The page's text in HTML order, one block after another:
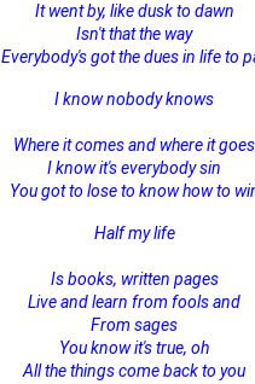
It went by, like dusk to dawn
Isn't that the way
Everybody's got the dues in life to
I know nobody knows
Where it comes and where it goes
I know it's everybody sin
You got to lose to know how to
Half my life
Is books, written pages
Live and learn from fools and
From sages
You know it's true, oh
All the things come back to you